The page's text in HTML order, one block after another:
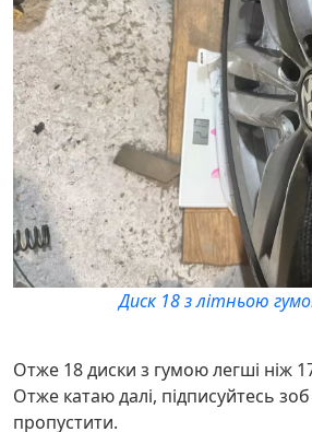
Диск 18 з літньою
Отже 18 диски з гумою легші ніж
Отже катаю далі, підписуйтесь
пропустити.